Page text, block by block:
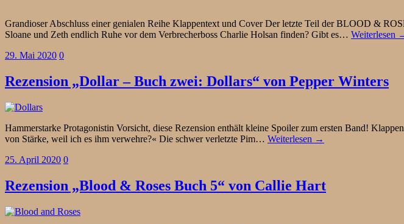
Grandioser Abschluss einer genialen Reihe Klappentext und Cover Der letzte Teil der BLOOD &
Sloane und Zeth endlich Ruhe vor dem Verbrecherboss Charlie Holsan finden? Gibt es… Weiterlesen
29. Mai 2020 0
Rezension „Dollar – Buch zwei: Dollars“ von Pepper Winters
Hammerstarke Protagonistin Vorsicht, diese Rezension enthält kleine Spoiler zum ersten Band!
von Stärke, weil ich es ihm verwehre?« Die schwer verletzte Pim… Weiterlesen →
25. April 2020 0
Rezension „Blood & Roses Buch 5“ von Callie Hart